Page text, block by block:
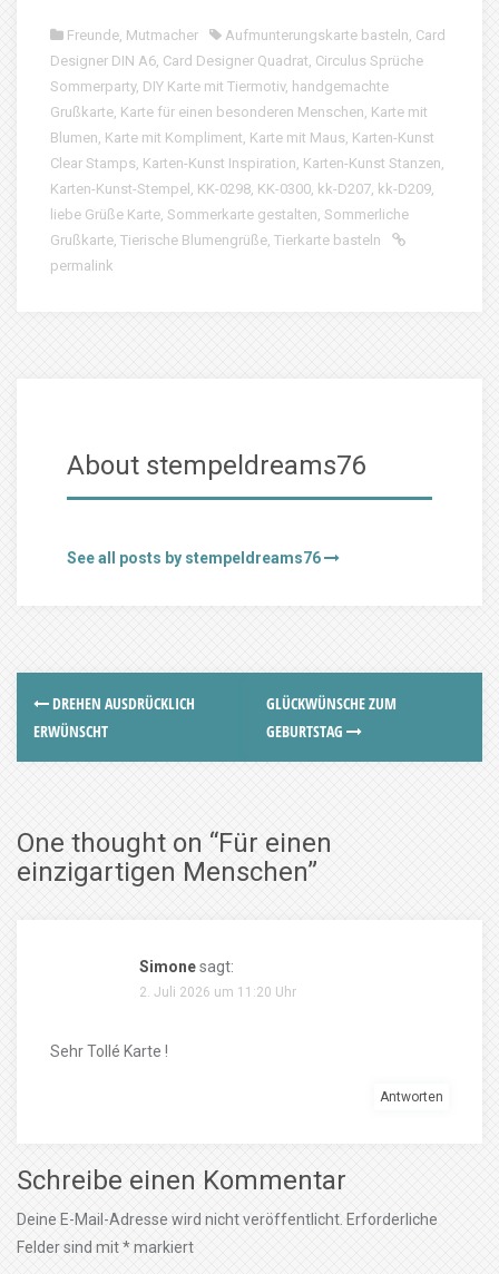
Freunde, Mutmacher Aufmunterungskarte basteln, Card
Designer DIN A6, Card Designer Quadrat, Circulus Sprüche
Sommerparty, DIY Karte mit Tiermotiv, handgemachte
Grußkarte, Karte für einen besonderen Menschen, Karte mit
Blumen, Karte mit Kompliment, Karte mit Maus, Karten-Kunst
Clear Stamps, Karten-Kunst Inspiration, Karten-Kunst Stanzen,
Karten-Kunst-Stempel , KK-0298, KK-0300, kk-D207, kk-D209,
liebe Grüße Karte, Sommerkarte gestalten, Sommerliche
Grußkarte, Tierische Blumengrüße, Tierkarte basteln
permalink
About stempeldreams76
See all posts by stempeldreams76
DREHEN AUSDRÜCKLICH
ERWÜNSCHT
GLÜCKWÜNSCHE ZUM
GEBURTSTAG
One thought on “Für einen
einzigartigen Menschen”
Simonesagt:
2. Juli 2026 um 11:20 Uhr
Sehr Tollé Karte !
Antworten
Schreibe einen Kommentar
Deine E-Mail-Adresse wird nicht veröffentlicht. Erforderliche
Felder sind mit*markiert